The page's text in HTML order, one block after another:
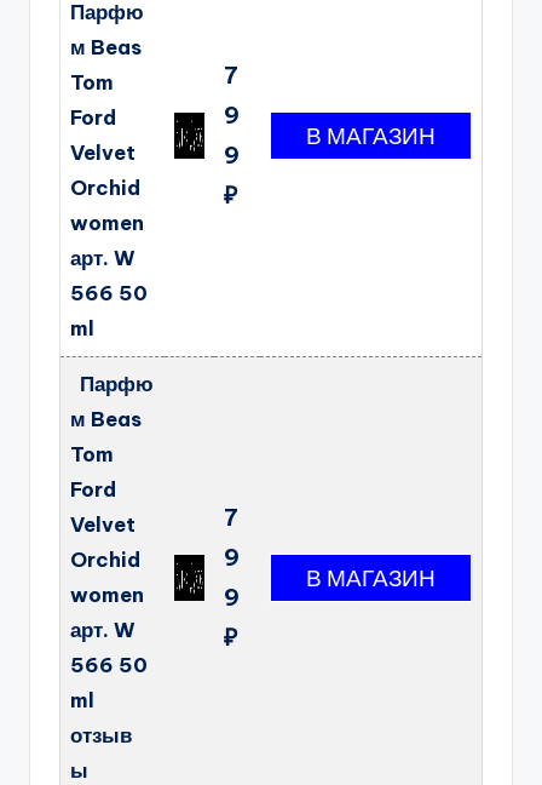
Парфю
м Beas
Tom
Ford
Velvet
Orchid
women
арт. W
566 50
ml
7
9
9
₽
Парфю
м Beas
Tom
Ford
Velvet
Orchid
women
арт. W
566 50
ml
отзыв
ы
7
9
9
₽